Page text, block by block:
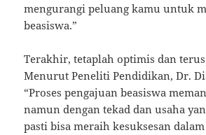
mengurangi peluang kamu untuk
beasiswa.”
Terakhir, tetaplah optimis dan
Menurut Peneliti Pendidikan, Dr.
“Proses pengajuan beasiswa
namun dengan tekad dan usaha
pasti bisa meraih kesuksesan